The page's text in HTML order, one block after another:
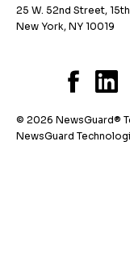
25 W. 52nd Street,
New York, NY 10019
© 2026 NewsGuard®
NewsGuard